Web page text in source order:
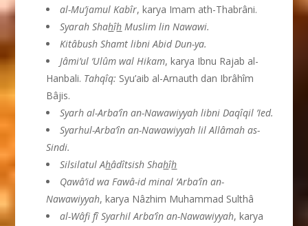
al-Mu’jamul Kabîr, karya Imam ath-Thabrâni.
Syarah Shahîh Muslim lin Nawawi.
Kitâbush Shamt libni Abid Dun-ya.
Jâmi’ul ‘Ulûm wal Hikam, karya Ibnu Rajab al-
Hanbali. Tahqîq: Syu’aib al-Arnauth dan Ibrâhîm
Bâjis.
Syarh al-Arba’în an-Nawawiyyah libni Daqîqil ’Ied.
Syarhul-Arba’în an-Nawawiyyah lil Allâmah as-
Sindi.
Silsilatul Ahâdîtsish Shahîh
Qawâ’id wa Fawâ-id minal ‘Arba’în an-
Nawawiyyah, karya Nâzhim Muhammad Sulthâ
al-Wâfi fîSyarhil Arba’în an-Nawawiyyah, karya